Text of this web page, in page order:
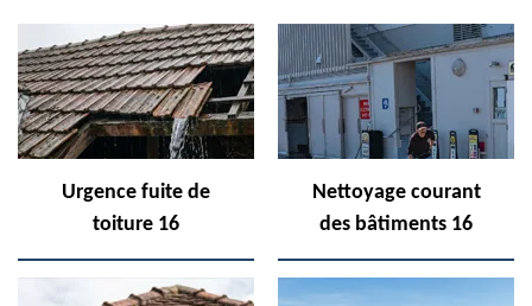
Urgence fuite de
toiture 16
Nettoyage courant
des bâtiments 16